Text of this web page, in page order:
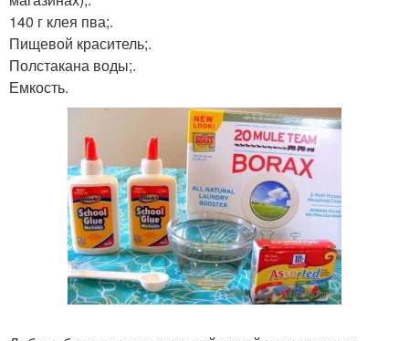
140 г клея пва;.
Пищевой краситель;.
Полстакана воды;.
Емкость.